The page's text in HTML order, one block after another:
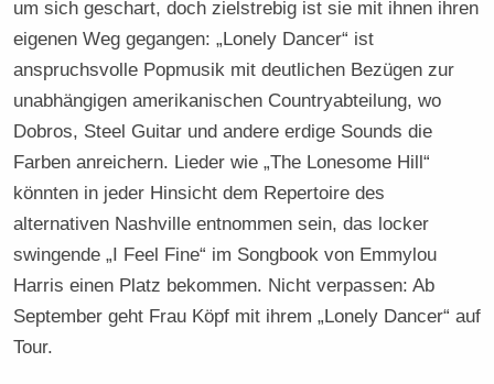
um sich geschart, doch zielstrebig ist sie mit ihnen ihren
eigenen Weg gegangen: „Lonely Dancer“ ist
anspruchsvolle Popmusik mit deutlichen Bezügen zur
unabhängigen amerikanischen Countryabteilung, wo
Dobros, Steel Guitar und andere erdige Sounds die
Farben anreichern. Lieder wie „The Lonesome Hill“
könnten in jeder Hinsicht dem Repertoire des
alternativen Nashville entnommen sein, das locker
swingende „I Feel Fine“ im Songbook von Emmylou
Harris einen Platz bekommen. Nicht verpassen: Ab
September geht Frau Köpf mit ihrem „Lonely Dancer“ auf
Tour.